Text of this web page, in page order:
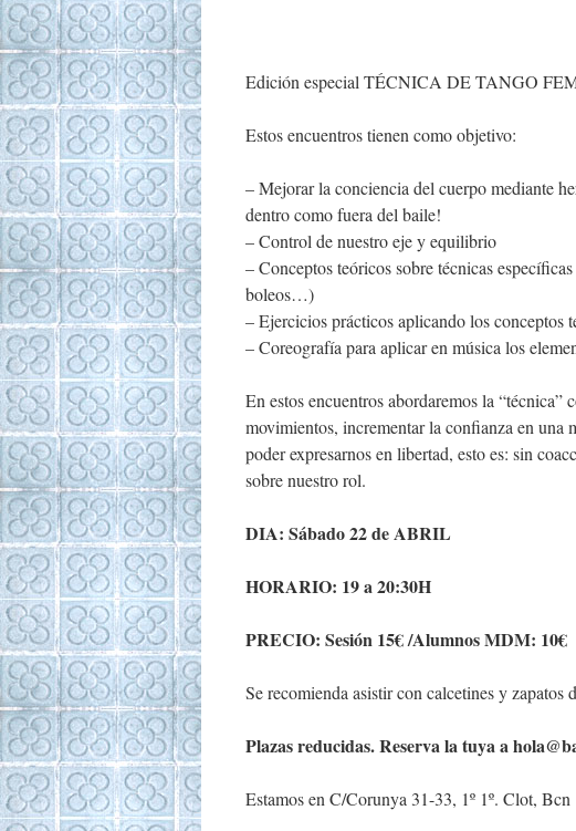
Edición especial TÉCNICA DE TANGO
Estos encuentros tienen como objetivo:
– Mejorar la conciencia del cuerpo mediante
dentro como fuera del baile!
– Control de nuestro eje y equilibrio
– Conceptos teóricos sobre técnicas
boleos…)
– Ejercicios prácticos aplicando los conceptos
– Coreografía para aplicar en música los
En estos encuentros abordaremos la
movimientos, incrementar la confianza en una
poder expresarnos en libertad, esto es: sin
sobre nuestro rol.
DIA: Sábado 22 de ABRIL
HORARIO: 19 a 20:30H
PRECIO: Sesión 15€ /Alumnos MDM: 10€
Se recomienda asistir con calcetines y zapatos
Plazas reducidas. Reserva la tuya a
Estamos en C/Corunya 31-33, 1º 1º. Clot, Bcn